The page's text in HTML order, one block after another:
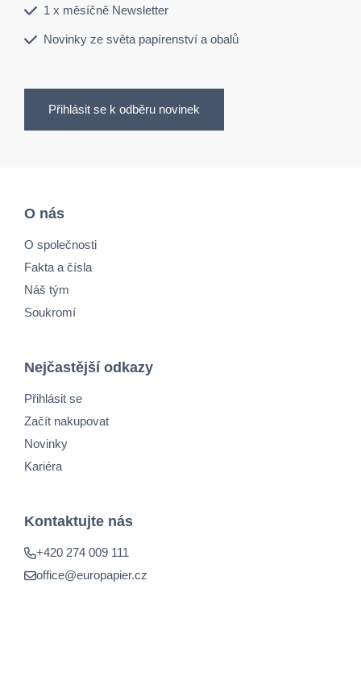
1 x měsíčně Newsletter
Novinky ze světa papírenství a obalů
Přihlásit se k odběru novinek
O nás
O společnosti
Fakta a čísla
Náš tým
Soukromí
Nejčastější odkazy
Přihlásit se
Začít nakupovat
Novinky
Kariéra
Kontaktujte nás
+420 274 009 111
office@europapier.cz